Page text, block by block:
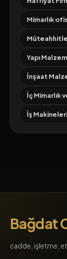
Mimarlık
Yapı
İnşaat
İç Mimarlık
İş
Bağdat
cadde, işletme,